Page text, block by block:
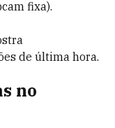
fixa).
de última hora.
no